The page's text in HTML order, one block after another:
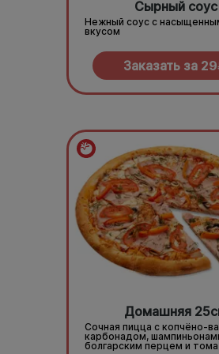
Сырный соус
Нежный соус с
вкусом
Заказать за 29
Домашняя
Сочная пицца с копчёно-
карбонадом,
болгарским перцем и